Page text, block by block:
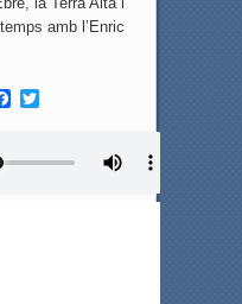
amb l’Enric
F
T